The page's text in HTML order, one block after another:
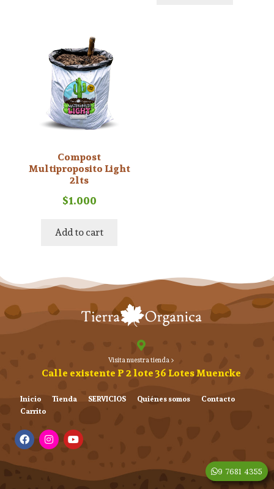
Compost
Multiproposito Light
2lts
$1.000
Add to cart
Visita nuestra tienda >
Calle existente P 2 lote 36 Lotes Muencke
Inicio Tienda SERVICIOS Quiénes somos
Contacto
Carrito
9 7681 4355